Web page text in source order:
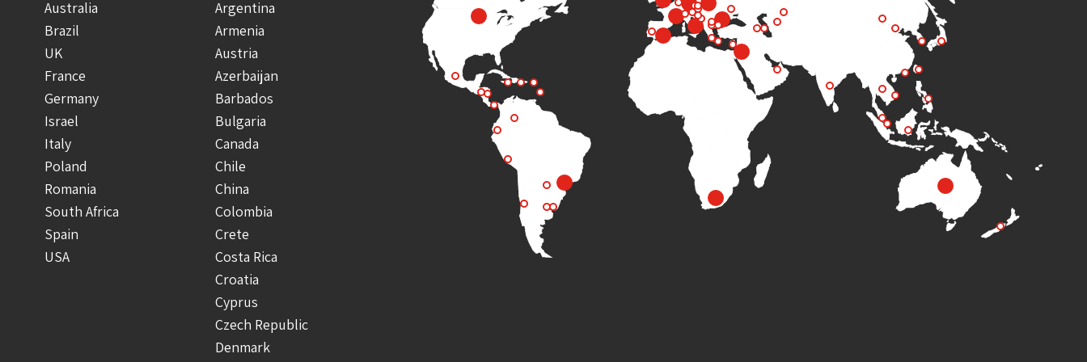
Australia
Brazil
UK
France
Germany
Israel
Italy
Poland
Romania
South Africa
Spain
USA
Argentina
Armenia
Austria
Azerbaijan
Barbados
Bulgaria
Canada
Chile
China
Colombia
Crete
Costa Rica
Croatia
Cyprus
Czech Republic
Denmark